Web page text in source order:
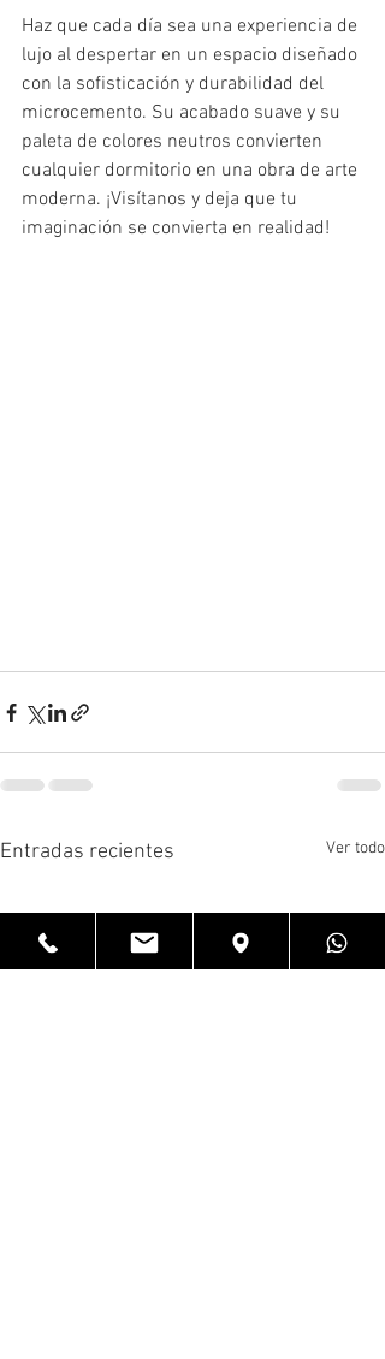
Haz que cada día sea una experiencia de
lujo al despertar en un espacio diseñado
con la sofisticación y durabilidad del
microcemento. Su acabado suave y su
paleta de colores neutros convierten
cualquier dormitorio en una obra de arte
moderna. ¡Visítanos y deja que tu
imaginación se convierta en realidad!
Entradas recientes Ver todo